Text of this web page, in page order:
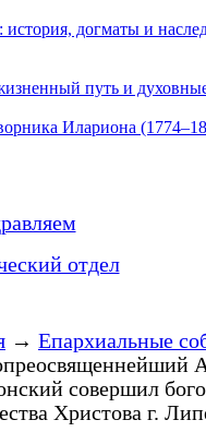
догматы и
путь и
Илариона
отдел
→ Епархиальные
совершил
Христова г.